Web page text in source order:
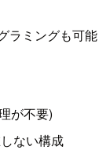
ラミングも可能
が不要)
ない構成